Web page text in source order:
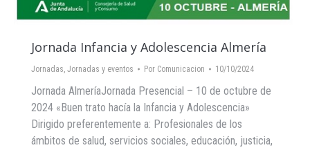
Jornada Infancia y Adolescencia Almería
Jornadas, Jornadas y eventos Por Comunicacion 10/10/2024
Jornada AlmeríaJornada Presencial – 10 de octubre de
2024 «Buen trato hacía la Infancia y Adolescencia»
Dirigido preferentemente a: Profesionales de los
ámbitos de salud, servicios sociales, educación, justicia,